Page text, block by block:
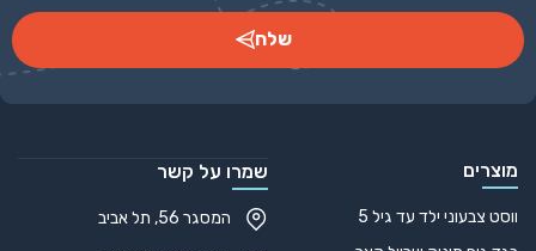
שלח
מוצרים
ווסט צבעוני ילד עד גיל 5
שמרו על קשר
המסגר 56, תל אביב